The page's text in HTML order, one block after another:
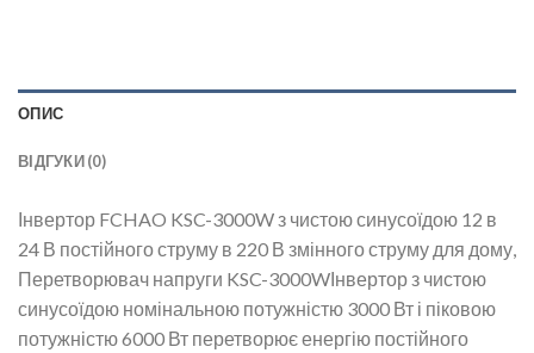
ОПИС
ВІДГУКИ (0)
Інвертор FCHAO KSC-3000W з чистою синусоїдою 12 в
24 В постійного струму в 220 В змінного струму для дому,
Перетворювач напруги KSC-3000WІнвертор з чистою
синусоїдою номінальною потужністю 3000 Вт і піковою
потужністю 6000 Вт перетворює енергію постійного